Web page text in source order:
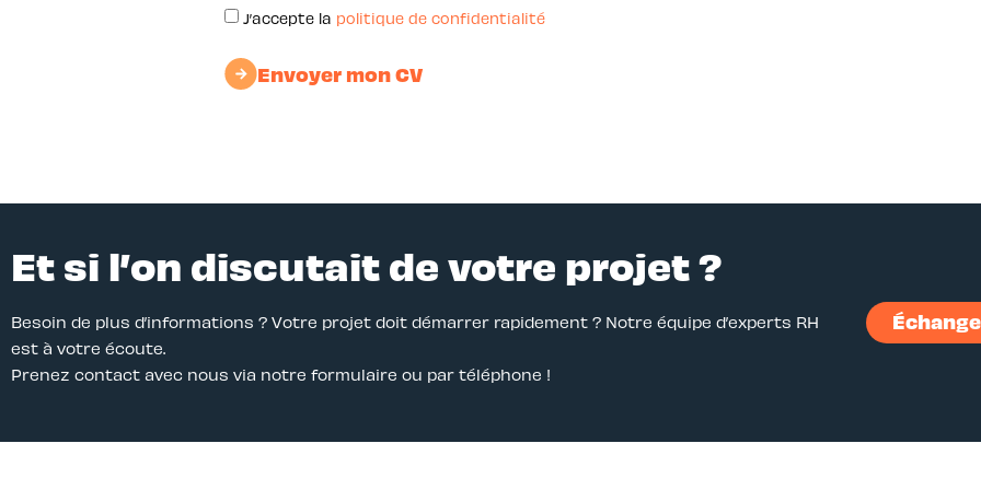
J’accepte la politique de confidentialité
Envoyer mon CV
Et si l’on discutait de votre projet ?
Besoin de plus d’informations ? Votre projet doit démarrer rapidement ? Notre équipe d’experts RH
est à votre écoute.
Prenez contact avec nous via notre formulaire ou par téléphone !